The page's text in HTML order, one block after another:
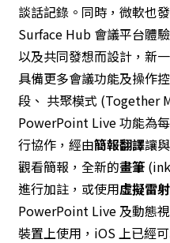
談話記錄。同時，微軟也
Surface Hub 會議平台體
以及共同發想而設計，新
具備更多會議功能及操作
段、 共聚模式 (Together
PowerPoint Live 功能為
行協作，經由簡報翻譯讓
觀看簡報，全新的畫筆
進行加註，或使用虛擬雷
PowerPoint Live 及動態
裝置上使用，iOS 上已經